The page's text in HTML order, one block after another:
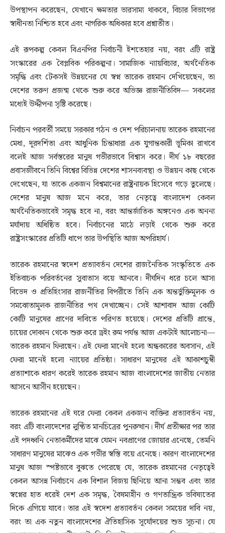
উপস্থাপন করেছেন, যেখানে ক্ষমতার ভারসাম্য থাকবে, বিচার বিভাগের
স্বাধীনতা নিশ্চিত হবে এবং নাগরিক অধিকার হবে প্রশ্নাতীত।
এই রূপকল্প কেবল বিএনপির নির্বাচনী ইশতেহার নয়, বরং এটি রাষ্ট্র
সংস্কারের এক বৈপ্লবিক পরিকল্পনা। সামাজিক ন্যায়বিচার, অর্থনৈতিক
সমৃদ্ধি এবং টেকসই উন্নয়নের যে স্বপ্ন তারেক রহমান দেখিয়েছেন, তা
দেশের তরুণ প্রজন্ম থেকে শুরু করে অভিজ্ঞ রাজনীতিবিদ— সকলের
মধ্যেই উদ্দীপনা সৃষ্টি করেছে।
নির্বাচন পরবর্তী সময়ে সরকার গঠন ও দেশ পরিচালনায় তারেক রহমানের
মেধা, দূরদর্শিতা এবং আধুনিক চিন্তাধারা এক যুগান্তকারী ভূমিকা রাখবে
বলেই আজ সর্বস্তরের মানুষ গভীরভাবে বিশ্বাস করে। দীর্ঘ ১৮ বছরের
প্রবাসজীবনে তিনি বিশ্বের বিভিন্ন দেশের শাসনব্যবস্থা ও উন্নয়ন কাছ থেকে
দেখেছেন, যা তাকে একজন বিশ্বমানের রাষ্ট্রনায়ক হিসেবে গড়ে তুলেছে।
দেশের মানুষ আজ মনে করে, তার নেতৃত্বে বাংলাদেশ কেবল
অর্থনৈতিকভাবেই সমৃদ্ধ হবে না, বরং আন্তর্জাতিক অঙ্গনেও এক অনন্য
মর্যাদায় অধিষ্ঠিত হবে। নির্বাচনের মাঠে লড়াই থেকে শুরু করে
রাষ্ট্রসংস্কারের প্রতিটি ধাপে তার উপস্থিতি আজ অপরিহার্য।
তারেক রহমানের স্বদেশ প্রত্যাবর্তন দেশের রাজনৈতিক সংস্কৃতিতে এক
ইতিবাচক পরিবর্তনের সুবাতাস বয়ে আনবে। দীর্ঘদিন ধরে চলে আসা
বিভেদ ও প্রতিহিংসার রাজনীতির বিপরীতে তিনি এক অন্তর্ভুক্তিমূলক ও
সমঝোতামূলক রাজনীতির পথ দেখাচ্ছেন। সেই আশাবাদ আজ কোটি
কোটি মানুষের প্রাণের দাবিতে পরিণত হয়েছে। দেশের প্রতিটি প্রান্তে,
চায়ের দোকান থেকে শুরু করে ড্রইং রুম পর্যন্ত আজ একটাই আলোচনা—
তারেক রহমান ফিরছেন। এই ফেরা মানেই হলো অন্ধকারের অবসান, এই
ফেরা মানেই হলো ন্যায়ের প্রতিষ্ঠা। সাধারণ মানুষের এই আকাশচুম্বী
প্রত্যাশাকে ধারণ করেই তারেক রহমান আজ বাংলাদেশের জাতীয় নেতার
আসনে আসীন হয়েছেন।
তারেক রহমানের এই ঘরে ফেরা কেবল একজন ব্যক্তির প্রত্যাবর্তন নয়,
বরং এটি বাংলাদেশের লুণ্ঠিত মানচিত্রের পুনরুত্থান। দীর্ঘ প্রতীক্ষার পর তার
এই পদধ্বনি নেতাকর্মীদের মাঝে যেমন নবপ্রাণের জোয়ার এনেছে, তেমনি
সাধারণ মানুষের মাঝেও এক গভীর স্বস্তি বয়ে এনেছে। কারণ বাংলাদেশের
মানুষ আজ স্পষ্টভাবে বুঝতে পেরেছে যে, তারেক রহমানের নেতৃত্বেই
কেবল আসন্ন নির্বাচনে এক বিশাল বিজয় ছিনিয়ে আনা সম্ভব এবং তার
স্বপ্নের হাত ধরেই দেশ এক সমৃদ্ধ, বৈষম্যহীন ও গণতান্ত্রিক ভবিষ্যতের
দিকে এগিয়ে যাবে। তার এই স্বদেশ প্রত্যাবর্তন কেবল সময়ের দাবি নয়,
বরং তা এক নতুন বাংলাদেশের ঐতিহাসিক সূর্যোদয়ের শুভ সূচনা। যে